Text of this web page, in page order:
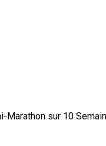
Marathon sur 10